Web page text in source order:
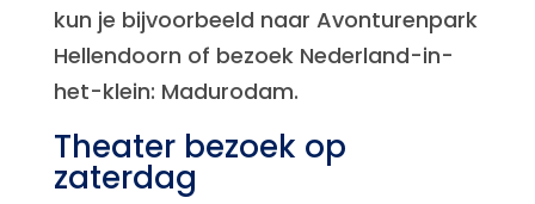
kun je bijvoorbeeld naar Avonturenpark
Hellendoorn of bezoek Nederland-in-
het-klein: Madurodam.
Theater bezoek op
zaterdag